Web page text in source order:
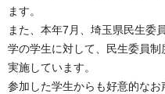
ます。
また、本年7月、埼玉県民生委
学の学生に対して、民生委員
実施しています。
参加した学生からも好意的な